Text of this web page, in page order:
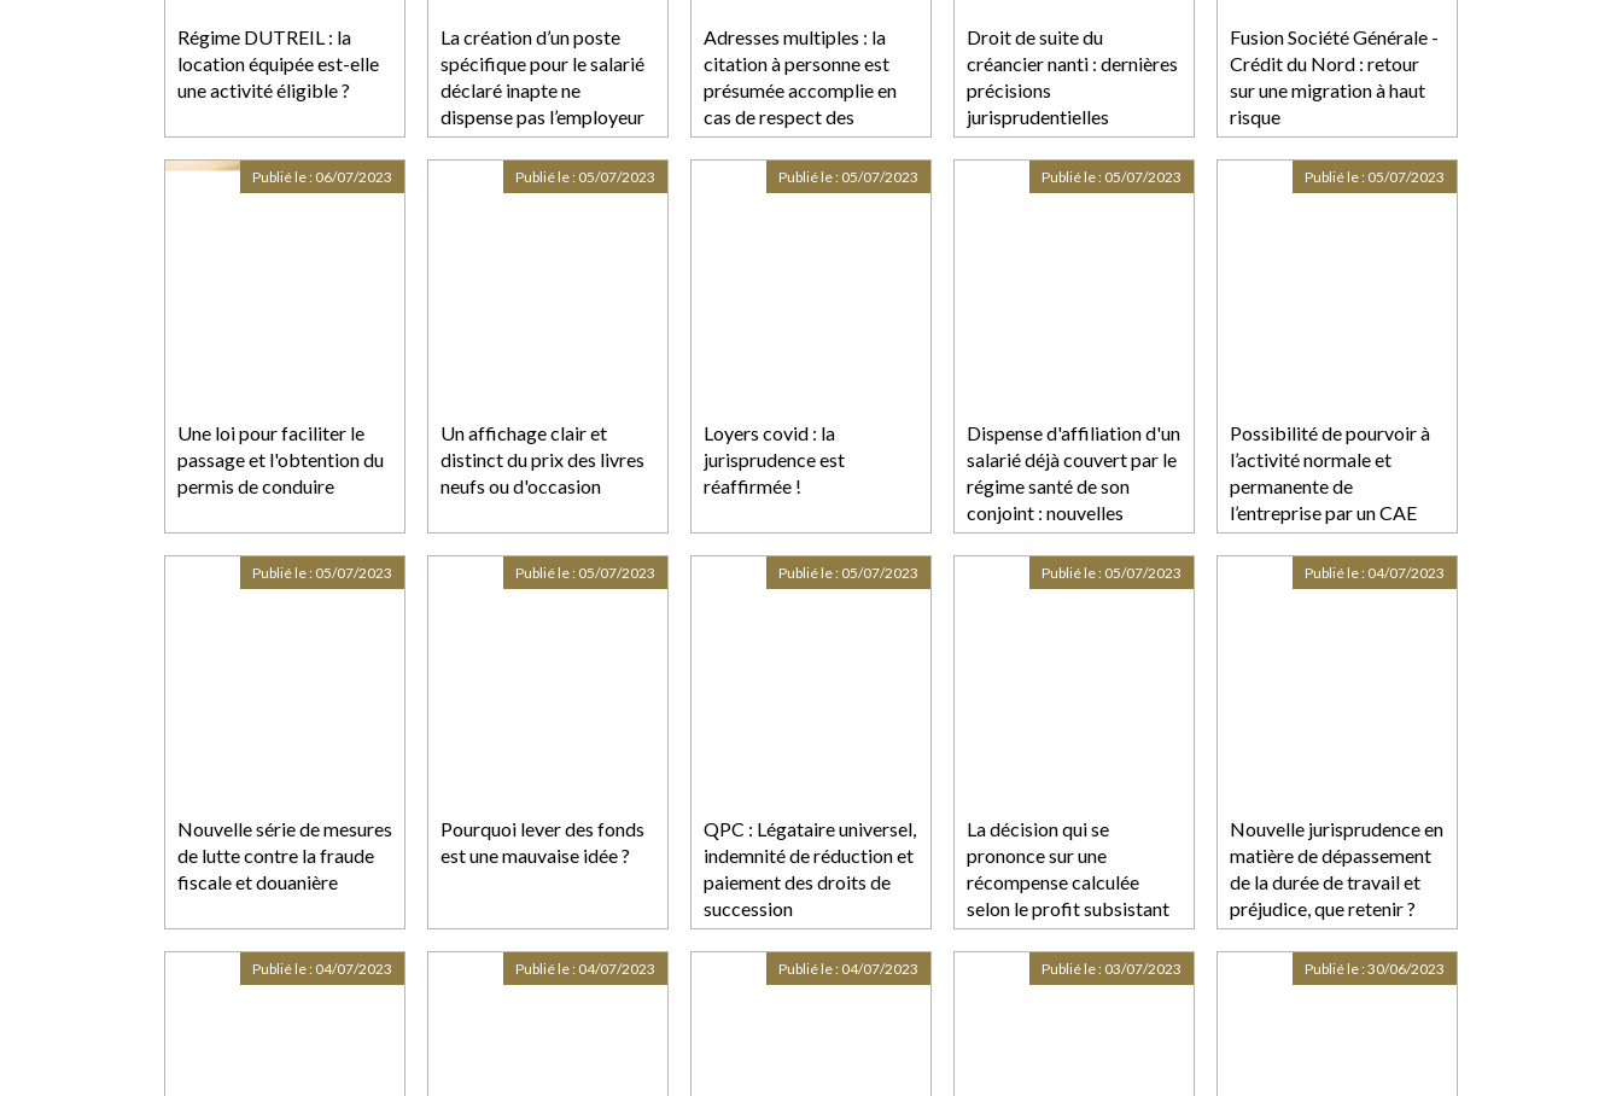
Régime DUTREIL : la
location équipée est-elle
une activité éligible ?
La création d’un poste
spécifique pour le salarié
déclaré inapte ne
dispense pas l’employeur
de s’assurer de sa
compatibilité avec l’état
de santé du salarié
Adresses multiples : la
citation à personne est
présumée accomplie en
cas de respect des
formalités de l'article 558
du Code de procédure
Droit de suite du
créancier nanti : dernières
précisions
jurisprudentielles
Fusion Société Générale -
Crédit du Nord : retour
sur une migration à haut
risque
Une loi pour faciliter le
passage et l'obtention du
permis de conduire
Publié le : 06/07/2023
Un affichage clair et
distinct du prix des livres
neufs ou d'occasion
Publié le : 05/07/2023
Loyers covid : la
jurisprudence est
réaffirmée !
Publié le : 05/07/2023
Dispense d'affiliation d'un
salarié déjà couvert par le
régime santé de son
conjoint : nouvelles
précisions
jurisprudentielles
Publié le : 05/07/2023
Possibilité de pourvoir à
l’activité normale et
permanente de
l’entreprise par un CAE
Publié le : 05/07/2023
Nouvelle série de mesures
de lutte contre la fraude
fiscale et douanière
Publié le : 05/07/2023
Pourquoi lever des fonds
est une mauvaise idée ?
Publié le : 05/07/2023
QPC : Légataire universel,
indemnité de réduction et
paiement des droits de
succession
Publié le : 05/07/2023
La décision qui se
prononce sur une
récompense calculée
selon le profit subsistant
sans fixer la date de
jouissance divise est
dépourvue de l’autorité de
Publié le : 05/07/2023
Nouvelle jurisprudence en
matière de dépassement
de la durée de travail et
préjudice, que retenir ?
Publié le : 04/07/2023
Publié le : 04/07/2023 Publié le : 04/07/2023 Publié le : 04/07/2023 Publié le : 03/07/2023 Publié le :30/06/2023